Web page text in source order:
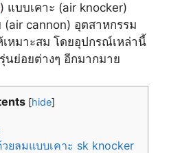
) แบบเคาะ (air knocker)
cannon) อุตสาหกรรม
เหมาะสม โดยอุปกรณ์เหล่านี้
นย่อยต่างๆ อีกมากมาย
[hide]
ยลมแบบเคาะ sk knocker